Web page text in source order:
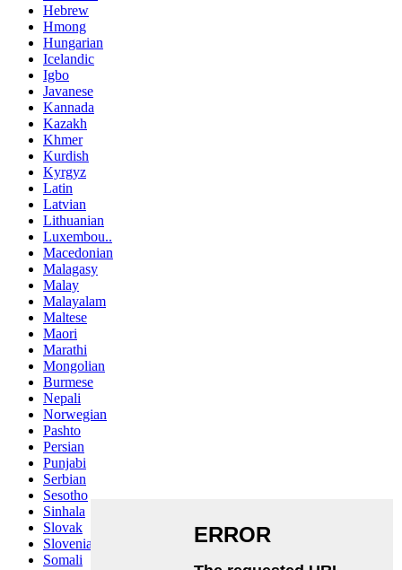
Hebrew
Hmong
Hungarian
Icelandic
Igbo
Javanese
Kannada
Kazakh
Khmer
Kurdish
Kyrgyz
Latin
Latvian
Lithuanian
Luxembou..
Macedonian
Malagasy
Malay
Malayalam
Maltese
Maori
Marathi
Mongolian
Burmese
Nepali
Norwegian
Pashto
Persian
Punjabi
Serbian
Sesotho
Sinhala
Slovak
Slovenian
Somali